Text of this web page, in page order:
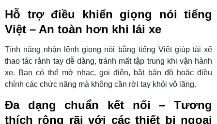
Hỗ trợ điều khiển giọng nói tiếng
Việt – An toàn hơn khi lái xe
Tính năng nhận lệnh giọng nói bằng tiếng Việt giúp tài xế
thao tác rảnh tay dễ dàng, tránh mất tập trung khi vận hành
xe. Bạn có thể mở nhạc, gọi điện, bật bản đồ hoặc điều
chỉnh các chức năng mà không cần rời tay khỏi vô lăng.
Đa dạng chuẩn kết nối – Tương
thích rộng rãi với các thiết bị ngoại